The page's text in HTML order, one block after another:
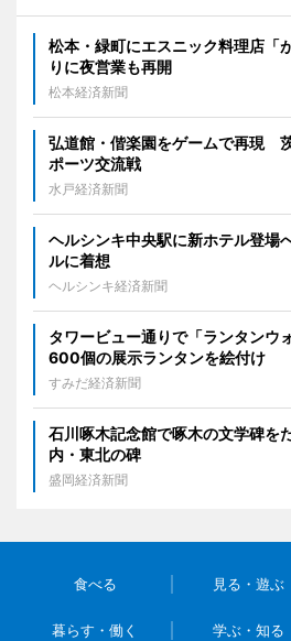
松本・緑町にエスニック料理店
りに夜営業も再開
松本経済新聞
弘道館・偕楽園をゲームで再現
ポーツ交流戦
水戸経済新聞
ヘルシンキ中央駅に新ホテル登
ルに着想
ヘルシンキ経済新聞
タワービュー通りで「ランタン
600個の展示ランタンを絵付け
すみだ経済新聞
石川啄木記念館で啄木の文学碑
内・東北の碑
盛岡経済新聞
食べる 見る・遊ぶ
暮らす・働く 学ぶ・知る